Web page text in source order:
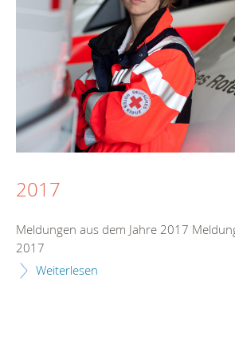
2017
Meldungen aus dem Jahre 2017
2017
Weiterlesen